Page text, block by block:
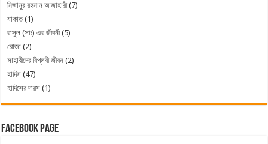
মিজানুর রহমান আজাহারী(7)
যাকাত(1)
রাসুল (সাঃ) এর জীবনী(5)
রোজা (2)
সাহাবীদের বিপ্লবী জীবন (2)
হাদিস (47)
হাদিসের দারস (1)
Facebook Page